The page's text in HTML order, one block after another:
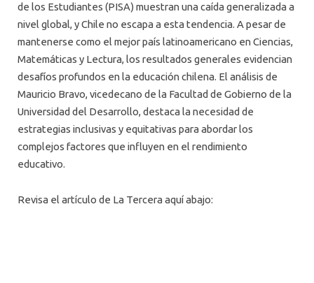
de los Estudiantes (PISA) muestran una caída generalizada a
nivel global, y Chile no escapa a esta tendencia. A pesar de
mantenerse como el mejor país latinoamericano en Ciencias,
Matemáticas y Lectura, los resultados generales evidencian
desafíos profundos en la educación chilena. El análisis de
Mauricio Bravo, vicedecano de la Facultad de Gobierno de la
Universidad del Desarrollo, destaca la necesidad de
estrategias inclusivas y equitativas para abordar los
complejos factores que influyen en el rendimiento
educativo.
Revisa el artículo de La Tercera aquí abajo: